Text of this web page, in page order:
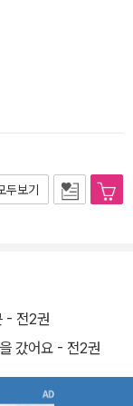
두보기
- 전2권
갔어요 - 전2권